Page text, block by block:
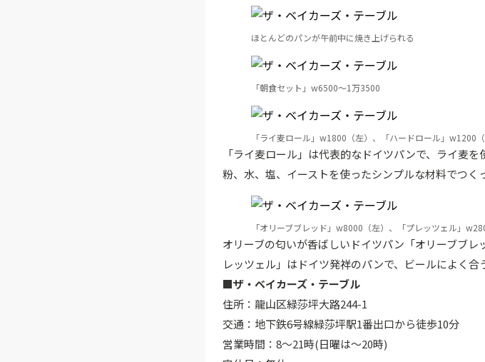
ほとんどのパンが午前中に焼き上げられる
「朝食セット」w6500～1万3500
「ライ麦ロール」w1800（左）、「ハードロール」w1200（
「ライ麦ロール」は代表的なドイツパンで、ライ麦
粉、水、塩、イーストを使ったシンプルな材料でつく
「オリーブブレッド」w8000（左）、「プレッツェル」
オリーブの匂いが香ばしいドイツパン「オリーブブ
レッツェル」はドイツ発祥のパンで、ビールによく合
■ザ・ベイカーズ・テーブル
住所：龍山区緑莎坪大路244-1
交通：地下鉄6号線緑莎坪駅1番出口から徒歩10分
営業時間：8～21時(日曜は～20時)